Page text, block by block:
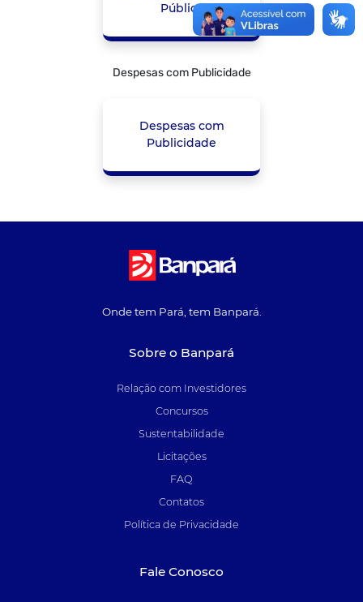
Pública
Despesas com Publicidade
Despesas com
Publicidade
Onde tem Pará, tem Banpará.
Sobre o Banpará
Relação com Investidores
Concursos
Sustentabilidade
Licitações
FAQ
Contatos
Política de Privacidade
Fale Conosco